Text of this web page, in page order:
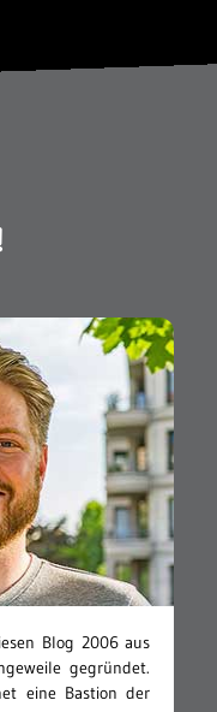
Blog 2006 aus
gegründet.
eine Bastion der